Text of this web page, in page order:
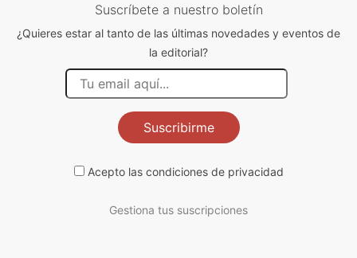
Suscríbete a nuestro boletín
¿Quieres estar al tanto de las últimas novedades y eventos de
la editorial?
Suscribirme
Acepto las condiciones de privacidad
Gestiona tus suscripciones